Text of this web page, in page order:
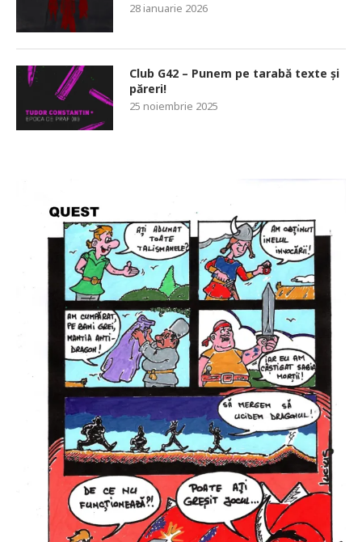
28 ianuarie 2026
Club G42 – Punem pe tarabă texte și
păreri!
25 noiembrie 2025